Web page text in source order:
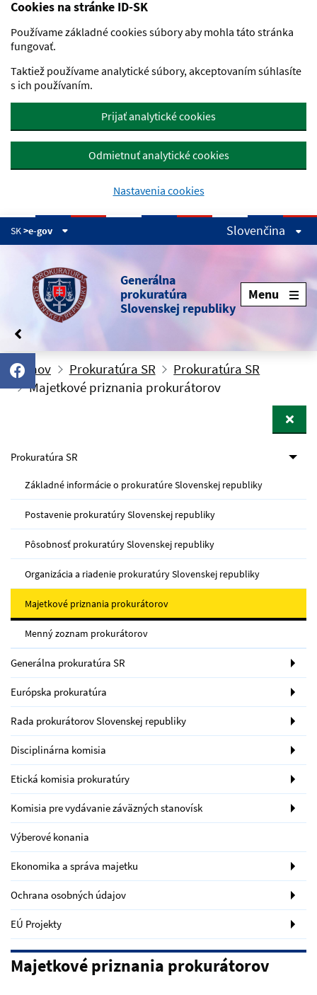
Preskočiť na hlavný obsah
Cookies na stránke ID-SK
Používame základné cookies súbory aby mohla táto stránka
fungovať.
Taktiež používame analytické súbory, akceptovaním súhlasíte
s ich používaním.
Prijať analytické cookies
Odmietnuť analytické cookies
Nastavenia cookies
SK>e-gov Slovenčina
Generálna
prokuratúra
Slovenskej republiky
Menu
Domov Prokuratúra SR
Prokuratúra SR
Majetkové priznania prokurátorov
Prokuratúra SR
Základné informácie o prokuratúre Slovenskej republiky
Postavenie prokuratúry Slovenskej republiky
Pôsobnosť prokuratúry Slovenskej republiky
Organizácia a riadenie prokuratúry Slovenskej republiky
Majetkové priznania prokurátorov
Menný zoznam prokurátorov
Generálna prokuratúra SR
Európska prokuratúra
Rada prokurátorov Slovenskej republiky
Disciplinárna komisia
Etická komisia prokuratúry
Komisia pre vydávanie záväzných stanovísk
Výberové konania
Ekonomika a správa majetku
Ochrana osobných údajov
EÚ Projekty
Majetkové priznania prokurátorov